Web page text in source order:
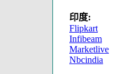
印度:
Flipkart
Infibeam
Marketlive
Nbcindia